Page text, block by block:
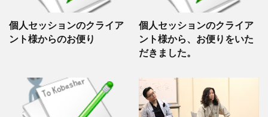
個人セッションのクライア
ント様からのお便り
個人セッションのクライア
ント様から、お便りをいた
だきました。